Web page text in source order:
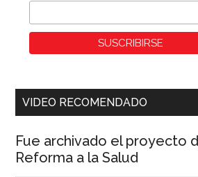
VIDEO RECOMENDADO
Fue archivado el proyecto
Reforma a la Salud